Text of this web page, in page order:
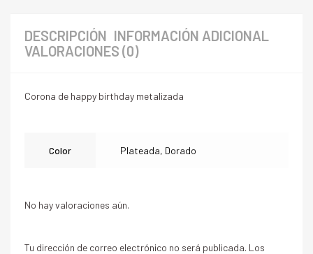
DESCRIPCIÓN INFORMACIÓN ADICIONAL
VALORACIONES (0)
Corona de happy birthday metalizada
Color Plateada, Dorado
No hay valoraciones aún.
Tu dirección de correo electrónico no será publicada. Los